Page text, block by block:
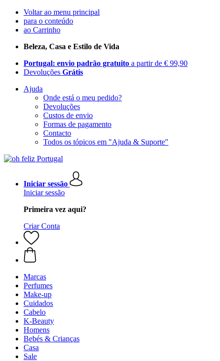
Voltar ao menu principal
para o conteúdo
ao Carrinho
Beleza, Casa e Estilo de Vida
Portugal: envio padrão gratuito a partir de € 99,90
Devoluções Grátis
Ajuda
Onde está o meu pedido?
Devoluções
Custos de envio
Formas de pagamento
Contacto
Todos os tópicos em "Ajuda & Suporte"
Iniciar sessão
Iniciar sessão
Primeira vez aqui?
Criar Conta
Marcas
Perfumes
Make-up
Cuidados
Cabelo
K-Beauty
Homens
Bebés & Crianças
Casa
Sale